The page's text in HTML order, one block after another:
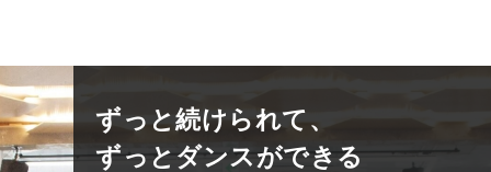
ずっと続けられて、
ずっとダンスができる